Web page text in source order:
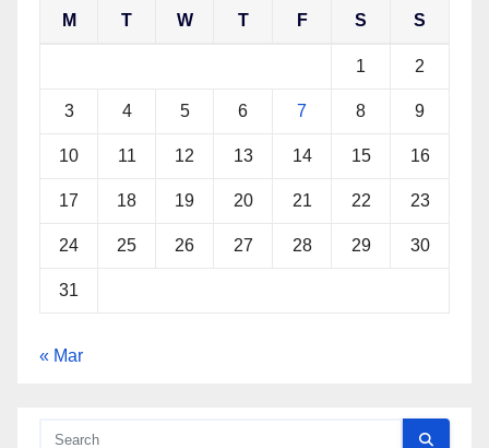
M T W T F S S
1 2
3 4 5 6 7 8 9
10 11 12 13 14 15 16
17 18 19 20 21 22 23
24 25 26 27 28 29 30
31
« Mar